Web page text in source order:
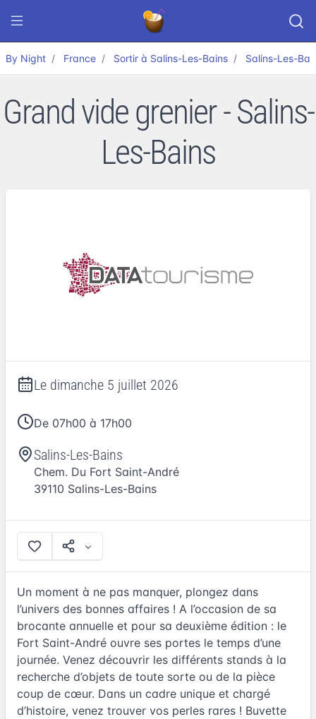
By Night France Sortir à Salins-Les-Bains Salins-Les-
Grand vide grenier - Salins-
Les-Bains
Le dimanche 5 juillet 2026
De 07h00 à 17h00
Salins-Les-Bains
Chem. Du Fort Saint-André
39110 Salins-Les-Bains
Un moment à ne pas manquer, plongez dans
l’univers des bonnes affaires ! A l’occasion de sa
brocante annuelle et pour sa deuxième édition : le
Fort Saint-André ouvre ses portes le temps d’une
journée. Venez découvrir les différents stands à la
recherche d’objets de toute sorte ou de la pièce
coup de cœur. Dans un cadre unique et chargé
d’histoire, venez trouver vos perles rares ! Buvette